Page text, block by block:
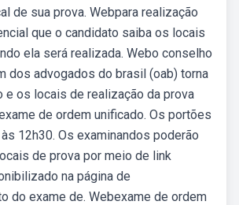
de sua prova. Webpara realização
que o candidato saiba os locais
ela será realizada. Webo conselho
dos advogados do brasil (oab) torna
e os locais de realização da prova
de ordem unificado. Os portões
12h30. Os examinandos poderão
de prova por meio de link
na página de
do exame de. Webexame de ordem